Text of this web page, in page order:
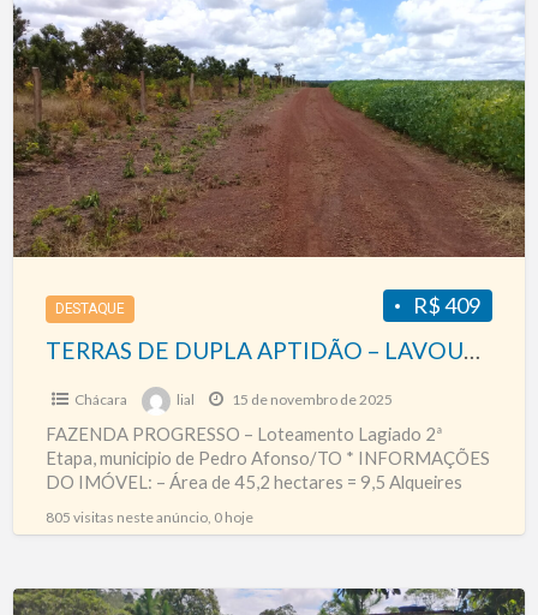
e
DE
DUPLA
APTIDÃO
–
LAVOURAS
E
PECUÁRIA
DESTAQUE R$ 409
TERRAS DE DUPLA APTIDÃO – LAVOURAS E PECUÁRIA
Chácara lial 15 de novembro de 2025
FAZENDA PROGRESSO – Loteamento Lagiado 2ª
Etapa, municipio de Pedro Afonso/TO * INFORMAÇÕES
DO IMÓVEL: – Área de 45,2 hectares = 9,5 Alqueires
805 visitas neste anúncio, 0 hoje
Terreno